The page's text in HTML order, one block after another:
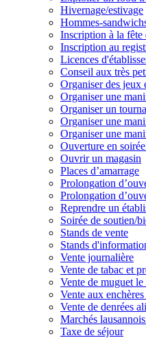
Hivernage/estivage
Hommes-
Inscription à la fête
Inscription au
Licences
Conseil aux très
Organiser des jeux
Organiser une
Organiser un
Organiser une
Organiser une
Ouverture en
Ouvrir un magasin
Places d’amarrage
Prolongation
Prolongation
Reprendre un
Soirée de soutien/
Stands de vente
Stands
Vente journalière
Vente de tabac et
Vente de muguet le
Vente aux
Vente de denrées
Marchés
Taxe de séjour